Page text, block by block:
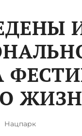
Нацпарк